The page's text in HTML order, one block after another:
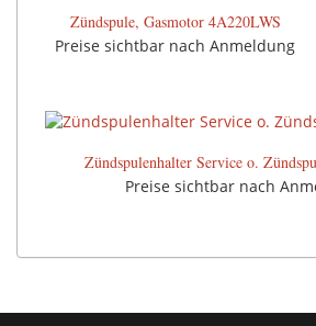
Zündspule, Gasmotor 4A220LWS
Preise sichtbar nach Anmeldung
Zündspulenhalter Service o.
Preise sichtbar nach